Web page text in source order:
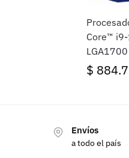
Core™
Alder
$
Envíos
a todo el país